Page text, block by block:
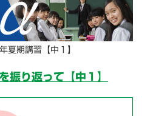
期講習【中１】
り返って【中１】